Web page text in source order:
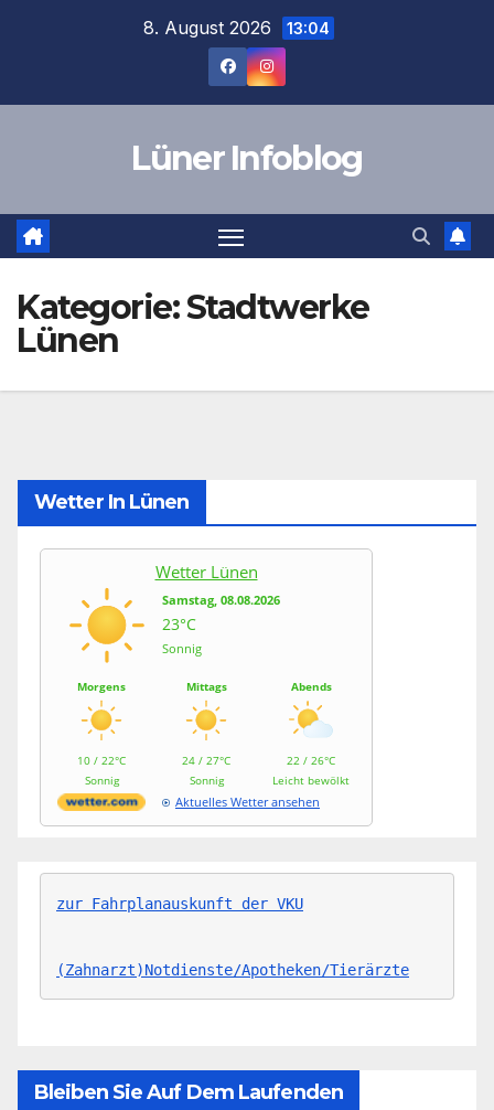
8. August 2026 13:04
Lüner Infoblog
Kategorie:Stadtwerke
Lünen
Wetter In Lünen
Wetter Lünen
Samstag, 08.08.2026
23°C
Sonnig
Morgens
10 / 22°C
Sonnig
Mittags
24 / 27°C
Sonnig
Abends
22 / 26°C
Leicht bewölkt
Aktuelles Wetter ansehen
zur Fahrplanauskunft der VKU
(Zahnarzt)Notdienste/Apotheken/Tierärzte
Bleiben Sie Auf Dem Laufenden